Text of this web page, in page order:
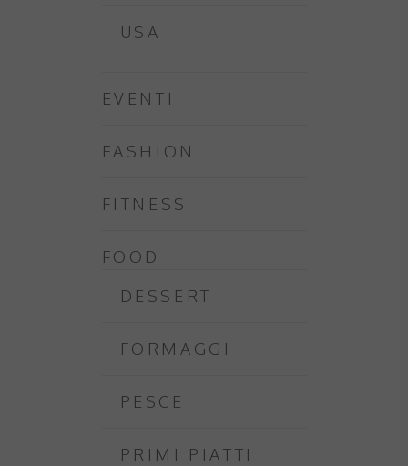
USA
EVENTI
FASHION
FITNESS
FOOD
DESSERT
FORMAGGI
PESCE
PRIMI PIATTI